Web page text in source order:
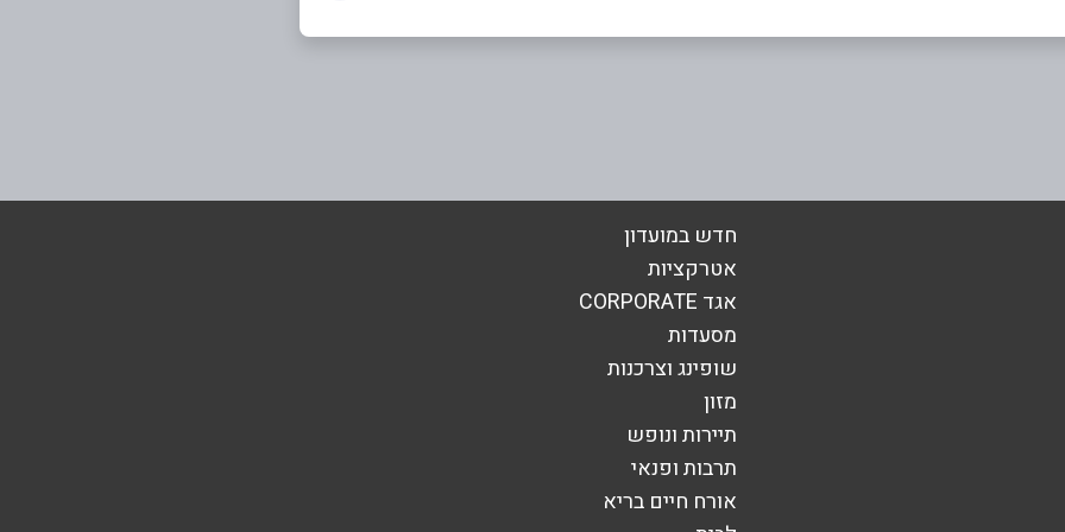
חדש במועדון
אטרקציות
אגד CORPORATE
מסעדות
שופינג וצרכנות
מזון
תיירות ונופש
תרבות ופנאי
אורח חיים בריא